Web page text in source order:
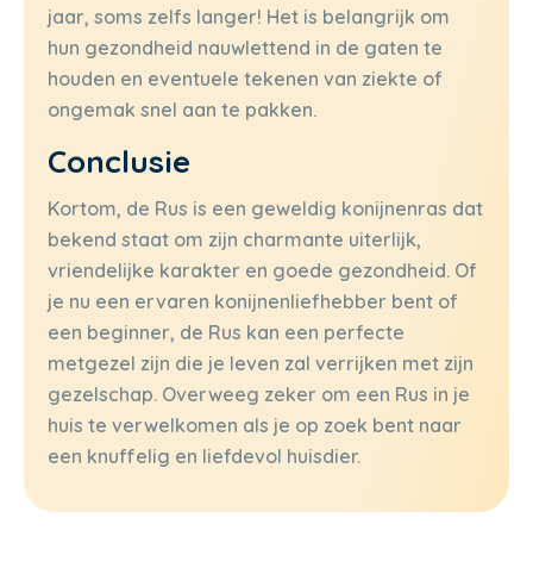
jaar, soms zelfs langer! Het is belangrijk om
hun gezondheid nauwlettend in de gaten te
houden en eventuele tekenen van ziekte of
ongemak snel aan te pakken.
Conclusie
Kortom, de Rus is een geweldig konijnenras dat
bekend staat om zijn charmante uiterlijk,
vriendelijke karakter en goede gezondheid. Of
je nu een ervaren konijnenliefhebber bent of
een beginner, de Rus kan een perfecte
metgezel zijn die je leven zal verrijken met zijn
gezelschap. Overweeg zeker om een Rus in je
huis te verwelkomen als je op zoek bent naar
een knuffelig en liefdevol huisdier.